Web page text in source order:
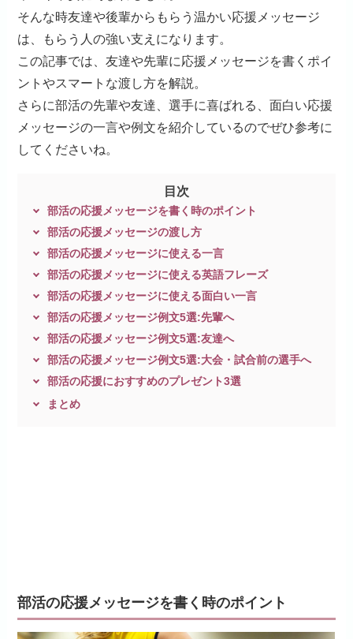
そんな時友達や後輩からもらう温かい応援メッセージ
は、もらう人の強い支えになります。
この記事では、友達や先輩に応援メッセージを書くポイ
ントやスマートな渡し方を解説。
さらに部活の先輩や友達、選手に喜ばれる、面白い応援
メッセージの一言や例文を紹介しているのでぜひ参考に
してくださいね。
目次
部活の応援メッセージを書く時のポイント
部活の応援メッセージの渡し方
部活の応援メッセージに使える一言
部活の応援メッセージに使える英語フレーズ
部活の応援メッセージに使える面白い一言
部活の応援メッセージ例文5選:先輩へ
部活の応援メッセージ例文5選:友達へ
部活の応援メッセージ例文5選:大会・試合前の選手へ
部活の応援におすすめのプレゼント3選
まとめ
部活の応援メッセージを書く時のポイント